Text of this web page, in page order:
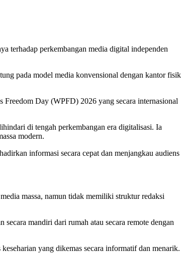
terhadap perkembangan media digital independen
pada model media konvensional dengan kantor fisik
Freedom Day (WPFD) 2026 yang secara internasional
di tengah perkembangan era digitalisasi. Ia
modern.
informasi secara cepat dan menjangkau audiens
massa, namun tidak memiliki struktur redaksi
mandiri dari rumah atau secara remote dengan
yang dikemas secara informatif dan menarik.